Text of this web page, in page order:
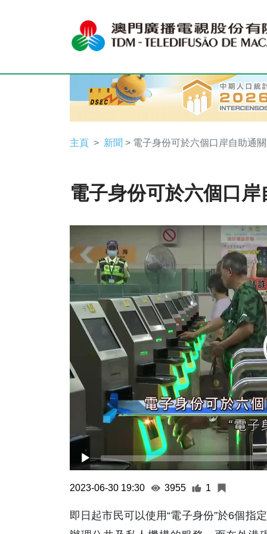
主頁 新聞 > 電子身份可於六個口岸自助通關
電子身份可於六個口岸
Player
2023-06-30 19:30 3955 1
即日起市民可以使用“電子身份”於6個指